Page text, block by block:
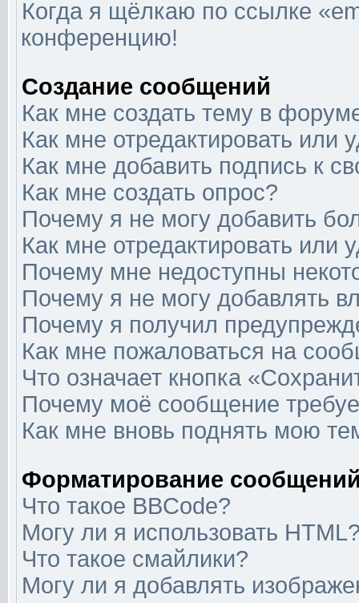
Когда я щёлкаю по ссылке
конференцию!
Создание сообщений
Как мне создать тему в
Как мне отредактировать или
Как мне добавить подпись к
Как мне создать опрос?
Почему я не могу добавить
Как мне отредактировать или
Почему мне недоступны
Почему я не могу добавлять
Почему я получил
Как мне пожаловаться на
Что означает кнопка
Почему моё сообщение
Как мне вновь поднять мою
Форматирование
Что такое BBCode?
Могу ли я использовать
Что такое смайлики?
Могу ли я добавлять